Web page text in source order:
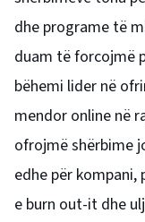
dhe programe të
duam të forcojmë
bëhemi lider në
mendor online në
ofrojmë shërbime
edhe për kompani,
e burn out-it dhe